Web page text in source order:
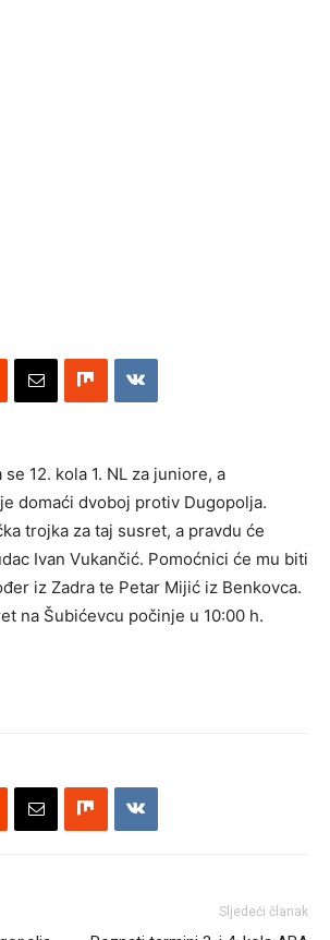
12. kola 1. NL za juniore, a
domaći dvoboj protiv Dugopolja.
trojka za taj susret, a pravdu će
Ivan Vukančić. Pomoćnici će mu biti
iz Zadra te Petar Mijić iz Benkovca.
na Šubićevcu počinje u 10:00 h.
Sljedeći članak